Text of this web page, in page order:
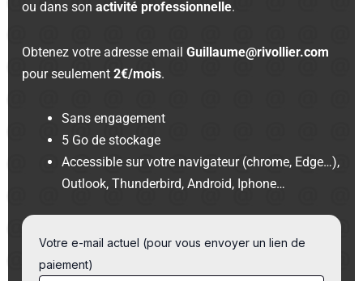
ou dans sonactivité professionnelle.
Obtenez votre adresse emailGuillaume@rivollier.com
pour seulement2€/mois.
Sans engagement
5 Go de stockage
Accessible sur votre navigateur (chrome, Edge…),
Outlook, Thunderbird, Android, Iphone…
Votre e-mail actuel (pour vous envoyer un lien de
paiement)